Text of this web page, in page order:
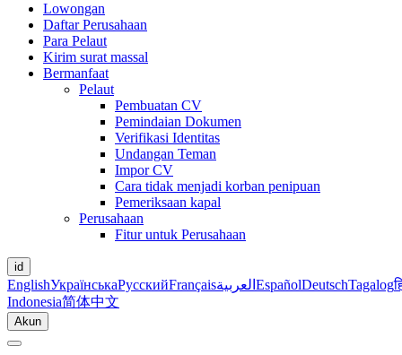
Lowongan
Daftar Perusahaan
Para Pelaut
Kirim surat massal
Bermanfaat
Pelaut
Pembuatan CV
Pemindaian Dokumen
Verifikasi Identitas
Undangan Teman
Impor CV
Cara tidak menjadi korban penipuan
Pemeriksaan kapal
Perusahaan
Fitur untuk Perusahaan
id
EnglishУкраїнськаРусскийFrançaisالعربية EspañolDeutschTagalog
Indonesia简体中文
Akun